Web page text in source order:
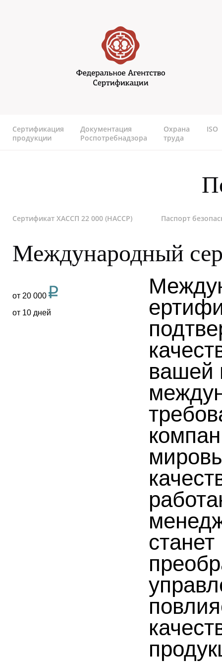
Сертификация
продукции
Документация
Роспотребнадзора
Охрана
труда
ISO
Сертификат ХАССП 22 000 (HACCP) Паспорт
Международный
от 20 000
от 10 дней
вашей